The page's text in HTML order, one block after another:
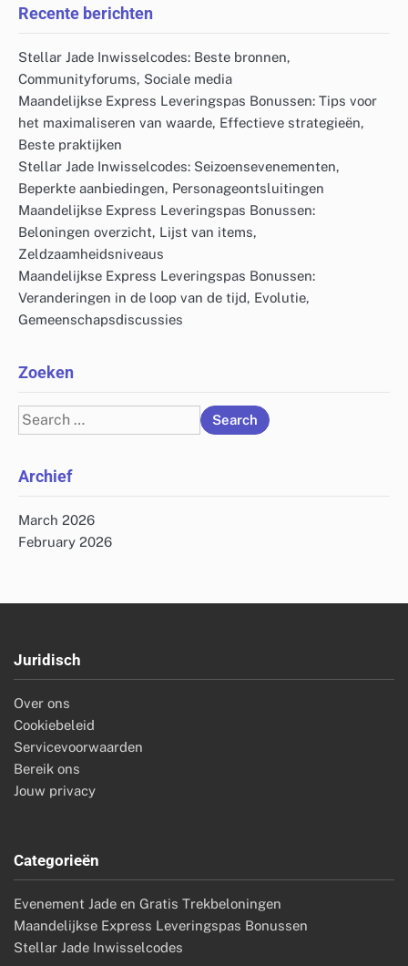
Recente berichten
Stellar Jade Inwisselcodes: Beste bronnen,
Communityforums, Sociale media
Maandelijkse Express Leveringspas Bonussen: Tips voor
het maximaliseren van waarde, Effectieve strategieën,
Beste praktijken
Stellar Jade Inwisselcodes: Seizoensevenementen,
Beperkte aanbiedingen, Personageontsluitingen
Maandelijkse Express Leveringspas Bonussen:
Beloningen overzicht, Lijst van items,
Zeldzaamheidsniveaus
Maandelijkse Express Leveringspas Bonussen:
Veranderingen in de loop van de tijd, Evolutie,
Gemeenschapsdiscussies
Zoeken
Search
for:
Archief
March 2026
February 2026
Juridisch
Over ons
Cookiebeleid
Servicevoorwaarden
Bereik ons
Jouw privacy
Categorieën
Evenement Jade en Gratis Trekbeloningen
Maandelijkse Express Leveringspas Bonussen
Stellar Jade Inwisselcodes